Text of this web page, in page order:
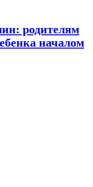
родителям
началом